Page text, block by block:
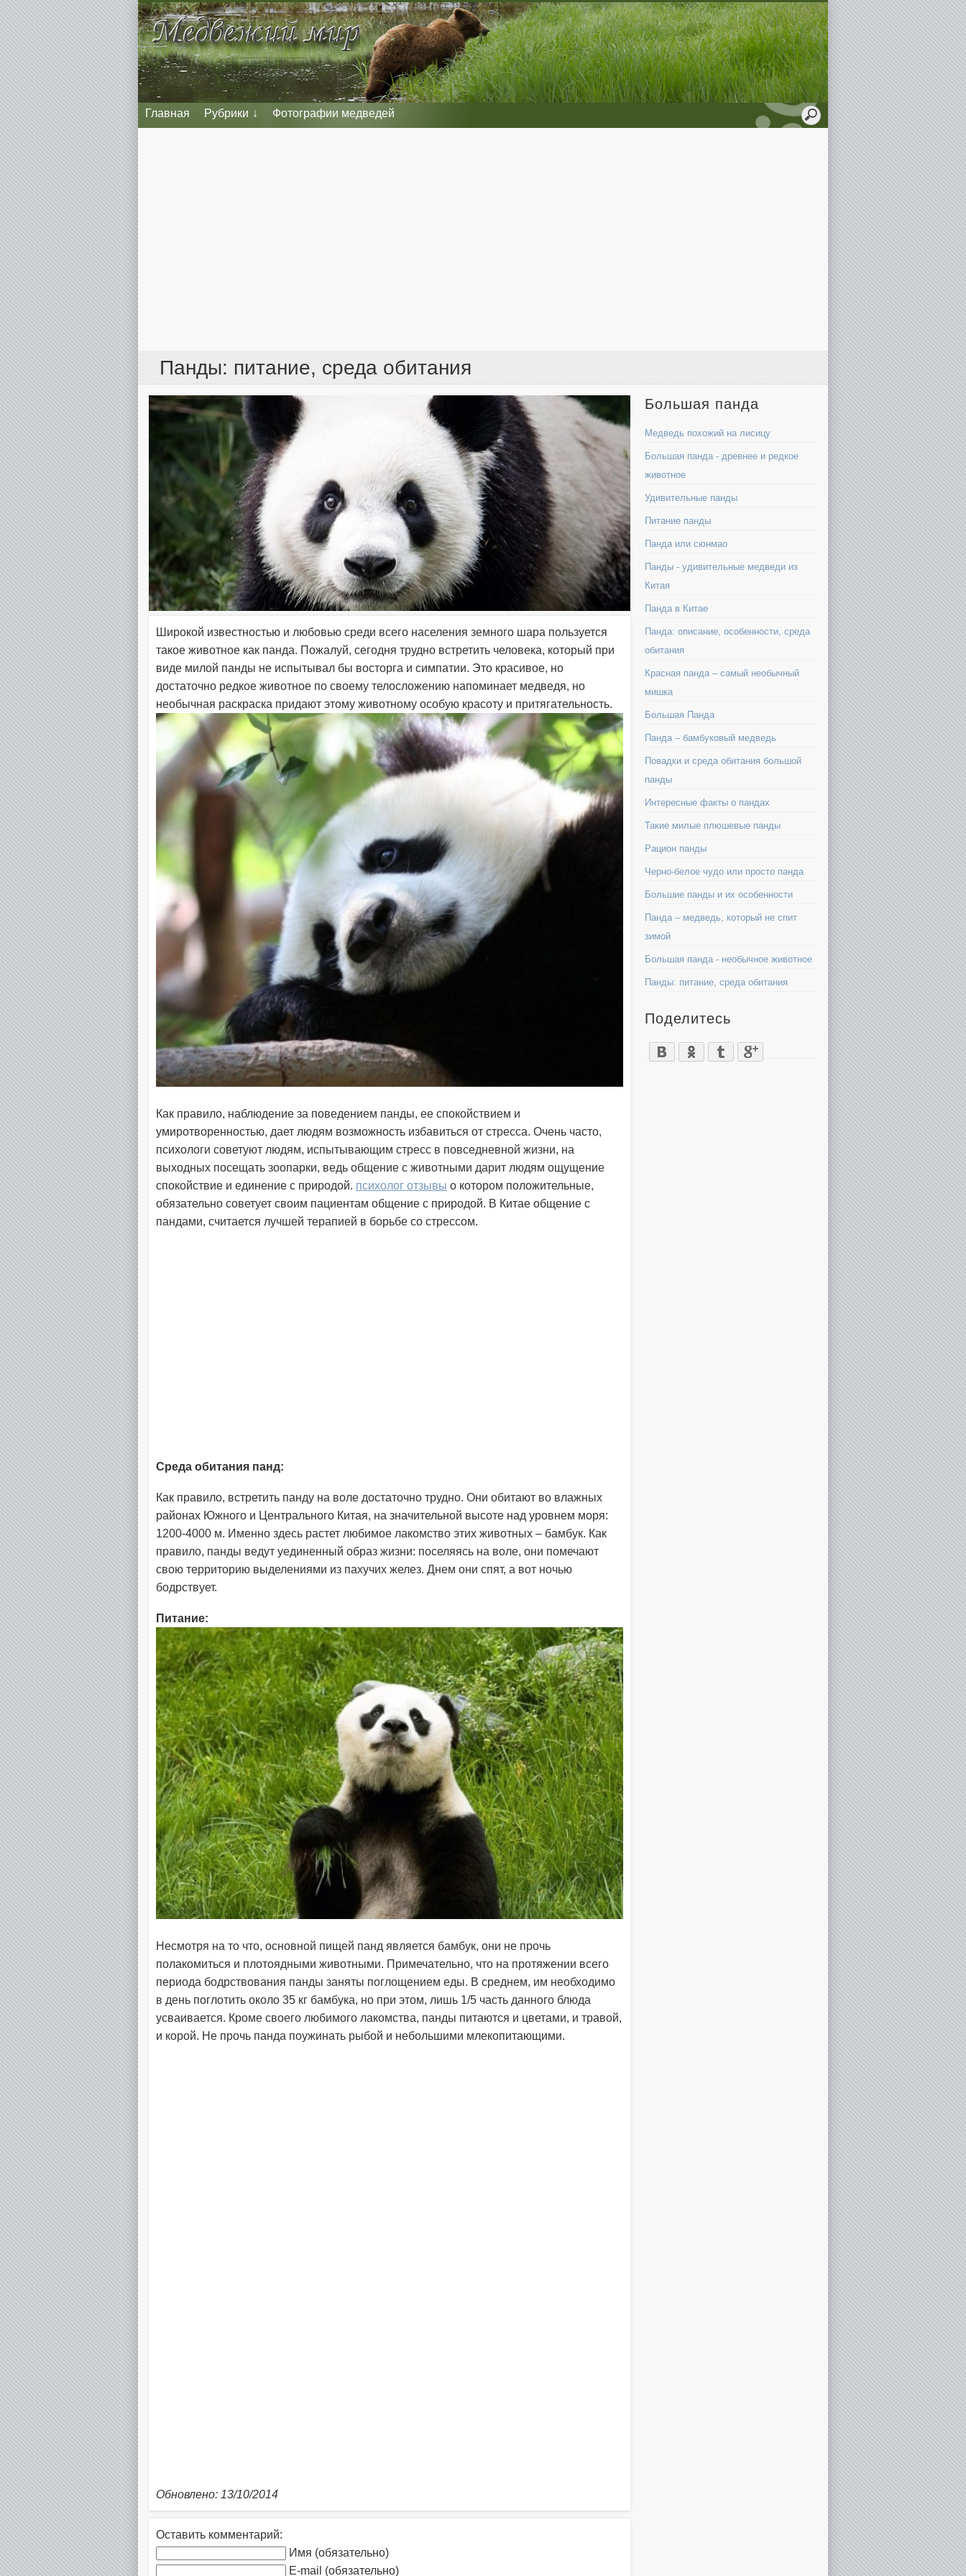
Главная Рубрики Фотографии медведей
Панды: питание, среда обитания
Широкой известностью и любовью среди всего населения земного шара пользуется
такое животное как панда. Пожалуй, сегодня трудно встретить человека, который при
виде милой панды не испытывал бы восторга и симпатии. Это красивое, но
достаточно редкое животное по своему телосложению напоминает медведя, но
необычная раскраска придают этому животному особую красоту и притягательность.
Как правило, наблюдение за поведением панды, ее спокойствием и
умиротворенностью, дает людям возможность избавиться от стресса. Очень часто,
психологи советуют людям, испытывающим стресс в повседневной жизни, на
выходных посещать зоопарки, ведь общение с животными дарит людям ощущение
спокойствие и единение с природой. психолог отзывы о котором положительные,
обязательно советует своим пациентам общение с природой. В Китае общение с
пандами, считается лучшей терапией в борьбе со стрессом.
Среда обитания панд:
Как правило, встретить панду на воле достаточно трудно. Они обитают во влажных
районах Южного и Центрального Китая, на значительной высоте над уровнем моря:
1200-4000 м. Именно здесь растет любимое лакомство этих животных – бамбук. Как
правило, панды ведут уединенный образ жизни: поселяясь на воле, они помечают
свою территорию выделениями из пахучих желез. Днем они спят, а вот ночью
бодрствует.
Питание:
Несмотря на то что, основной пищей панд является бамбук, они не прочь
полакомиться и плотоядными животными. Примечательно, что на протяжении всего
периода бодрствования панды заняты поглощением еды. В среднем, им необходимо
в день поглотить около 35 кг бамбука, но при этом, лишь 1/5 часть данного блюда
усваивается. Кроме своего любимого лакомства, панды питаются и цветами, и травой,
и корой. Не прочь панда поужинать рыбой и небольшими млекопитающими.
Обновлено: 13/10/2014
Оставить комментарий:
Имя (обязательно)
E-mail (обязательно)
Большая панда
Медведь похожий на лисицу
Большая панда - древнее и редкое
животное
Удивительные панды
Питание панды
Панда или сюнмао
Панды - удивительные медведи из
Китая
Панда в Китае
Панда: описание, особенности, среда
обитания
Красная панда – самый необычный
мишка
Большая Панда
Панда – бамбуковый медведь
Повадки и среда обитания большой
панды
Интересные факты о пандах
Такие милые плюшевые панды
Рацион панды
Черно-белое чудо или просто панда
Большие панды и их особенности
Панда – медведь, который не спит
зимой
Большая панда - необычное животное
Панды: питание, среда обитания
Поделитесь